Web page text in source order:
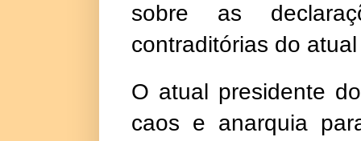
sobre as
contraditórias do
O atual presidente
caos e anarquia